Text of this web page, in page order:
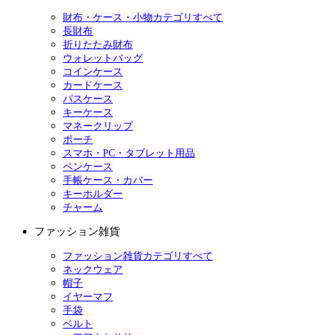
財布・ケース・小物カテゴリすべて
長財布
折りたたみ財布
ウォレットバッグ
コインケース
カードケース
パスケース
キーケース
マネークリップ
ポーチ
スマホ・PC・タブレット用品
ペンケース
手帳ケース・カバー
キーホルダー
チャーム
ファッション雑貨
ファッション雑貨カテゴリすべて
ネックウェア
帽子
イヤーマフ
手袋
ベルト